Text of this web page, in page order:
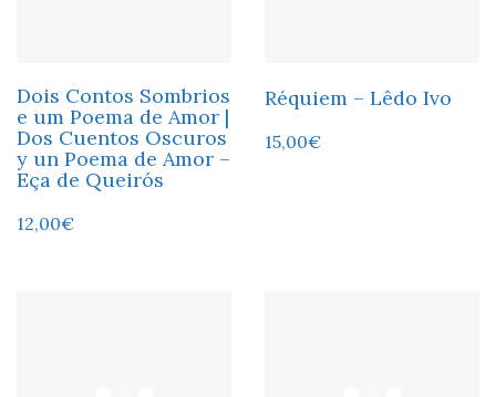
Dois Contos Sombrios
e um Poema de Amor |
Dos Cuentos Oscuros
y un Poema de Amor –
Eça de Queirós
12,00€
Réquiem – Lêdo Ivo
15,00€